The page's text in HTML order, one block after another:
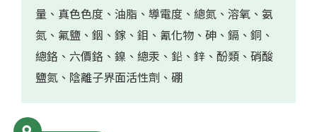
量、真色色度、油脂、導電度、總氮、溶氧、氨
氮、氟鹽、銦、鎵、鉬、氰化物、砷、鎘、銅、
總鉻、六價鉻、鎳、總汞、鉛、鋅、酚類、硝酸
鹽氮、陰離子界面活性劑、硼